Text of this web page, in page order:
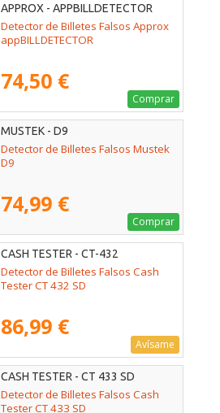
APPROX - APPBILLDETECTOR
Detector de Billetes Falsos Approx
appBILLDETECTOR
74,50 €
Comprar
MUSTEK - D9
Detector de Billetes Falsos Mustek
D9
74,99 €
Comprar
CASH TESTER - CT-432
Detector de Billetes Falsos Cash
Tester CT 432 SD
86,99 €
Avísame
CASH TESTER - CT 433 SD
Detector de Billetes Falsos Cash
Tester CT 433 SD